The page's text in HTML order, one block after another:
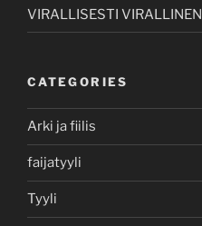
VIRALLISESTI VIRALLINEN
CATEGORIES
Arki ja fiilis
faijatyyli
Tyyli